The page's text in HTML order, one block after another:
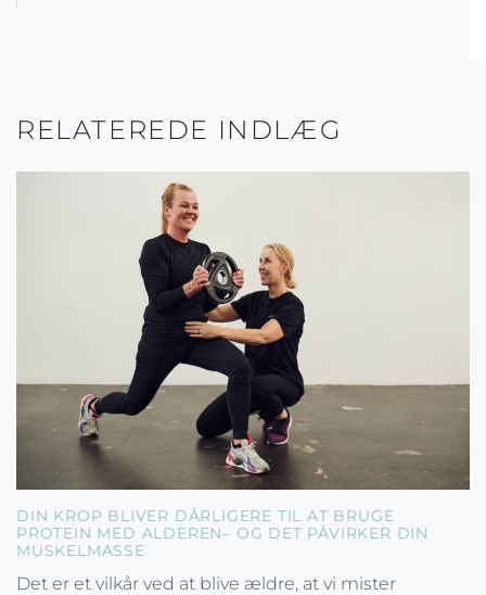
RELATEREDE INDLÆG
DIN KROP BLIVER DÅRLIGERE TIL AT BRUGE
PROTEIN MED ALDEREN– OG DET PÅVIRKER DIN
MUSKELMASSE
Det er et vilkår ved at blive ældre, at vi mister